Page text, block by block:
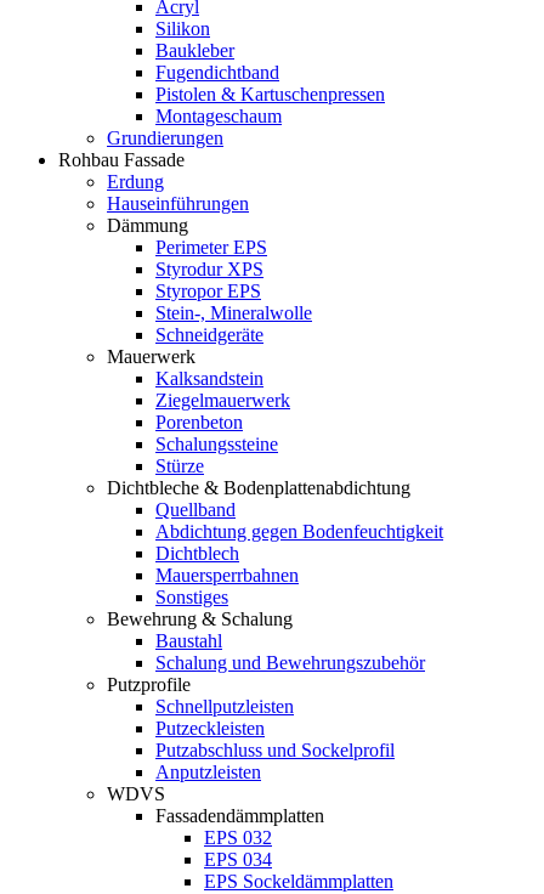
Acryl
Silikon
Baukleber
Fugendichtband
Pistolen & Kartuschenpressen
Montageschaum
Grundierungen
Rohbau Fassade
Erdung
Hauseinführungen
Dämmung
Perimeter EPS
Styrodur XPS
Styropor EPS
Stein-, Mineralwolle
Schneidgeräte
Mauerwerk
Kalksandstein
Ziegelmauerwerk
Porenbeton
Schalungssteine
Stürze
Dichtbleche & Bodenplattenabdichtung
Quellband
Abdichtung gegen Bodenfeuchtigkeit
Dichtblech
Mauersperrbahnen
Sonstiges
Bewehrung & Schalung
Baustahl
Schalung und Bewehrungszubehör
Putzprofile
Schnellputzleisten
Putzeckleisten
Putzabschluss und Sockelprofil
Anputzleisten
WDVS
Fassadendämmplatten
EPS 032
EPS 034
EPS Sockeldämmplatten